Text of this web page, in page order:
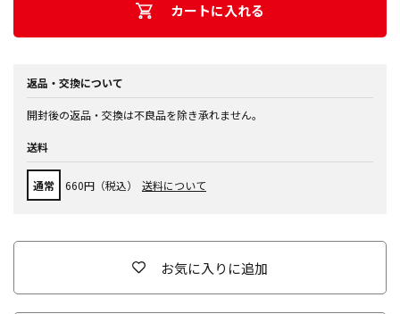
カートに入れる
返品・交換について
開封後の返品・交換は不良品を除き承れません。
送料
通常 660円（税込） 送料について
お気に入りに追加